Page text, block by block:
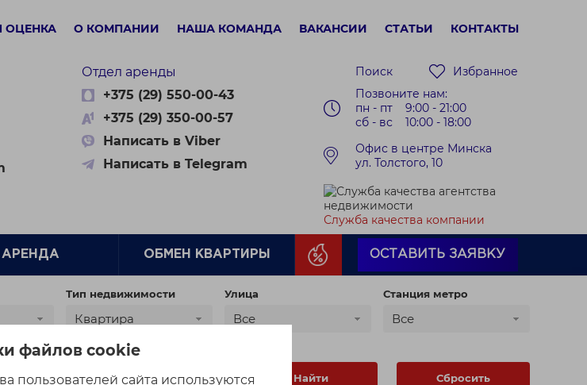
файлов cookie
пользователей сайта используются
ОЦЕНКА О КОМПАНИИ НАША КОМАНДА ВАКАНСИИ СТАТЬИ КОНТАКТЫ
Отдел аренды
+375 (29) 550-00-43
+375 (29) 350-00-57
Написать в Viber
Написать в Telegram
Поиск
Избранное
Позвоните нам:
пн - пт 9:00 - 21:00
сб - вс 10:00 - 18:00
Офис в центре Минска
ул. Толстого, 10
Служба качества компании
АРЕНДА ОБМЕН КВАРТИРЫ ОСТАВИТЬ ЗАЯВКУ
Тип недвижимости
Квартира
Улица
Все
Станция метро
Все
Найти
Сбросить